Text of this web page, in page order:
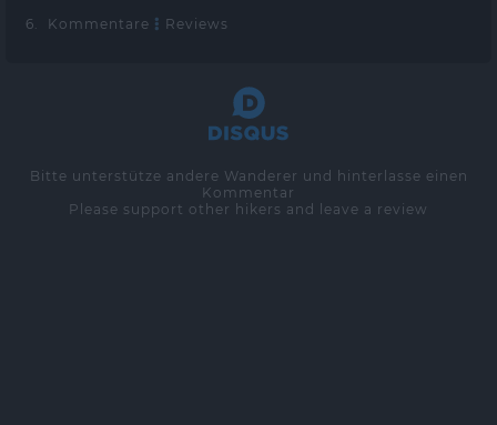
6. Kommentare Reviews
Bitte unterstütze andere Wanderer und hinterlasse einen
Kommentar
Please support other hikers and leave a review